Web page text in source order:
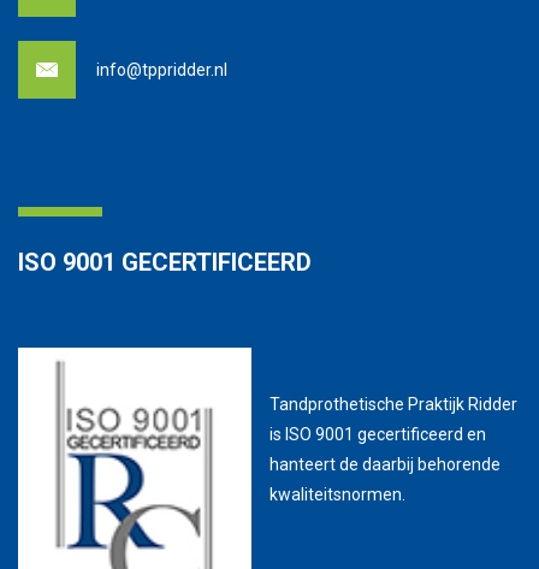
info@tppridder.nl
ISO 9001 GECERTIFICEERD
Tandprothetische Praktijk Ridder
is ISO 9001 gecertificeerd en
hanteert de daarbij behorende
kwaliteitsnormen.